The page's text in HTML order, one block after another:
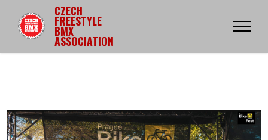
CZECH
FREESTYLE
BMX
ASSOCIATION